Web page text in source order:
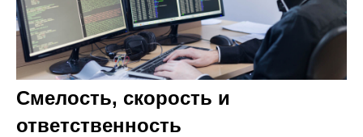
Смелость, скорость и
ответственность